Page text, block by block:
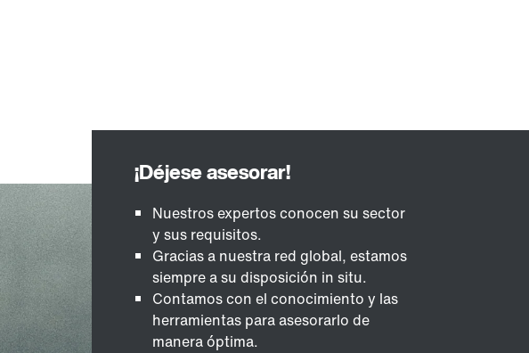
Nuestros expertos conocen su sector
y sus requisitos.
Gracias a nuestra red global, estamos
siempre a su disposición in situ.
Contamos con el conocimiento y las
herramientas para asesorarlo de
manera óptima.